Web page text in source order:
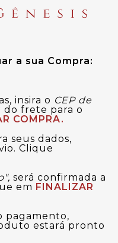
a sua Compra:
insira o CEP de
frete para o
COMPRA.
seus dados,
Clique
será confirmada a
em FINALIZAR
pagamento,
estará pronto